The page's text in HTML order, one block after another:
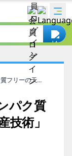
フリーの天...
パク質
技術」